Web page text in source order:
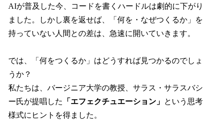
AIが普及した今、コードを書くハードルは劇的に下がり
ました。しかし裏を返せば、「何を・なぜつくるか」を
持っていない人間との差は、急速に開いていきます。
では、「何をつくるか」はどうすれば見つかるのでしょ
うか？
私たちは、バージニア大学の教授、サラス・サラスバシ
ー氏が提唱した
「エフェクチュエーション」 という思考
様式にヒントを得ました。